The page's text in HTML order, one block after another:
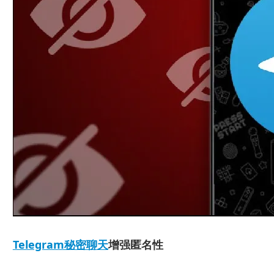
Telegram秘密聊天增强匿名性